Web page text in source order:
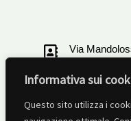
Informativa sui
Questo sito utilizza i
Via
+39